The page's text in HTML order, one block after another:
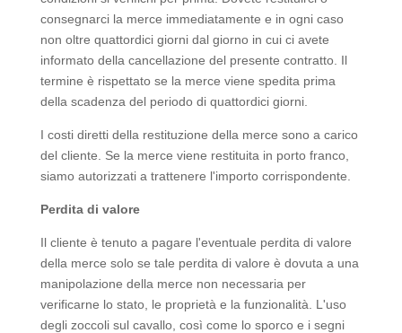
consegnarci la merce immediatamente e in ogni caso
non oltre quattordici giorni dal giorno in cui ci avete
informato della cancellazione del presente contratto. Il
termine è rispettato se la merce viene spedita prima
della scadenza del periodo di quattordici giorni.
I costi diretti della restituzione della merce sono a carico
del cliente. Se la merce viene restituita in porto franco,
siamo autorizzati a trattenere l'importo corrispondente.
Perdita di valore
Il cliente è tenuto a pagare l'eventuale perdita di valore
della merce solo se tale perdita di valore è dovuta a una
manipolazione della merce non necessaria per
verificarne lo stato, le proprietà e la funzionalità. L'uso
degli zoccoli sul cavallo, così come lo sporco e i segni